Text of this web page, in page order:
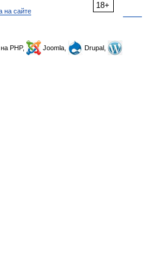
18+
на сайте
PHP, Joomla,
Drupal,